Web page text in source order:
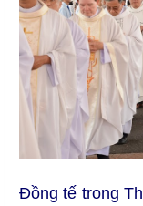
Đồng tế trong